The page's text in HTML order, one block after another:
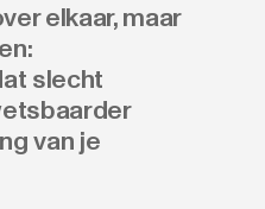
elkaar, maar
slecht
van je